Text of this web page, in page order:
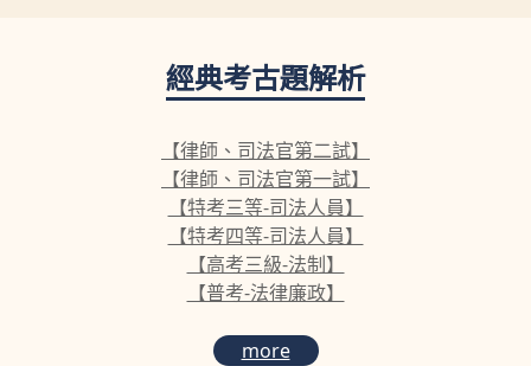
經典考古題解析
【律師、司法官第二試】
【律師、司法官第一試】
【特考三等-司法人員】
【特考四等-司法人員】
【高考三級-法制】
【普考-法律廉政】
more